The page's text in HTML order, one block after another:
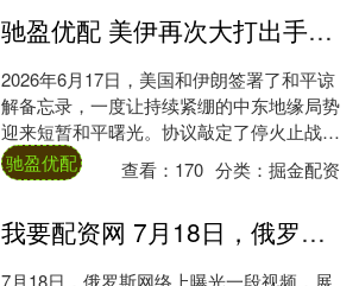
驰盈优配 美伊再次大打出手！所谓和平协议，从一开始就是骗局
2026年6月17日，美国和伊朗签署了和平谅
解备忘录，一度让持续紧绷的中东地缘局势
迎来短暂和平曙光。协议敲定了停火止战、
解除对伊制裁、解冻伊朗海外资产、畅通霍
尔....
驰盈优配 查看： 170 分类：掘金配资
我要配资网 7月18日，俄罗斯网络上曝光一段视频，展现了乌军又一项战术创新手段：
7月18日，俄罗斯网络上曝光一段视频，展